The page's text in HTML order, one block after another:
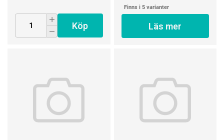
Köp
Finns i 5 varianter
Läs mer